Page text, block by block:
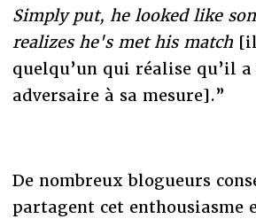
Simply put, he looked like
realizes he's met his match[il
quelqu’un qui réalise qu’il
adversaire à sa mesure].”
De nombreux blogueurs
partagent cet enthousiasme